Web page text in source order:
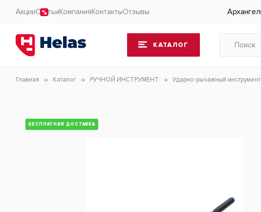
АкцииСтатьиКомпанияКонтактыОтзывы
КАТАЛОГ
Главная Каталог РУЧНОЙ ИНСТРУМЕНТ Ударно-рычажный инструмент
БЕСПЛАТНАЯ ДОСТАВКА